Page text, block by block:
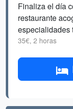
Finaliza el día
restaurante
especialidades
35€, 2 horas